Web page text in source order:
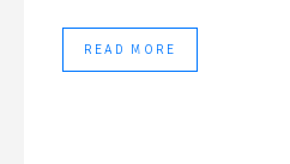
READ MORE